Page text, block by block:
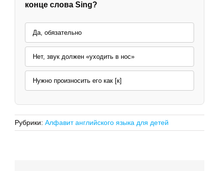
конце слова Sing?
Да, обязательно
Нет, звук должен «уходить в нос»
Нужно произносить его как [к]
Рубрики: Алфавит английского языка для детей